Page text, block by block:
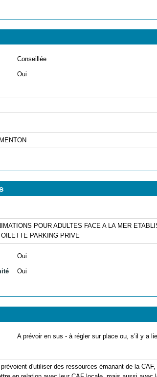
Conseillée
Oui
POUR ADULTES FACE A LA MER
PARKING PRIVE
Oui
Oui
A prévoir en sus - à régler sur place ou, s’il y a
d'utiliser des ressources émanant de la